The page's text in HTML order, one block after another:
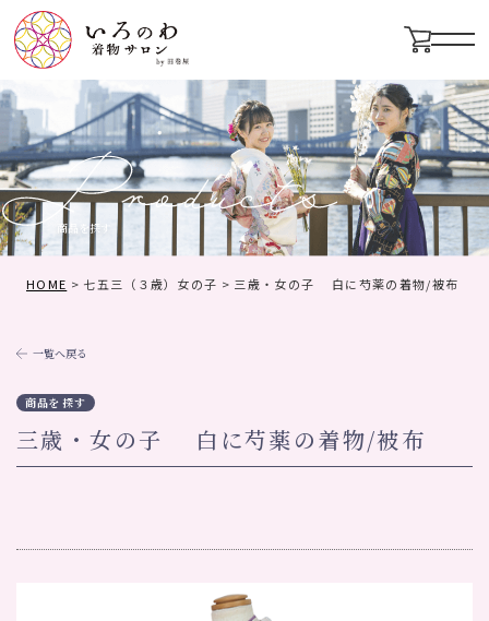
メニ
商品を探す
HOME > 七五三（３歳）女の子 > 三歳・女の子 白に芍薬の着物/被布
一覧へ戻る
商品を探す
三歳・女の子 白に芍薬の着物/被布